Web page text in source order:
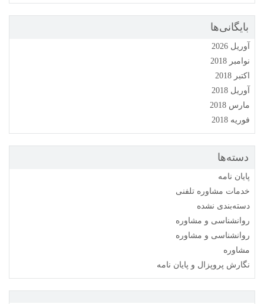
بایگانی‌ها
آوریل 2026
نوامبر 2018
اکتبر 2018
آوریل 2018
مارس 2018
فوریه 2018
دسته‌ها
پایان نامه
خدمات مشاوره تلفنی
دسته‌بندی نشده
روانشناسی و مشاوره
روانشناسی و مشاوره
مشاوره
نگارش پروپزال و پایان نامه